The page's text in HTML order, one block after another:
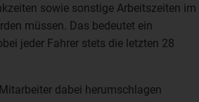
sowie sonstige Arbeitszeiten im
müssen. Das bedeutet ein
jeder Fahrer stets die letzten 28
dabei herumschlagen